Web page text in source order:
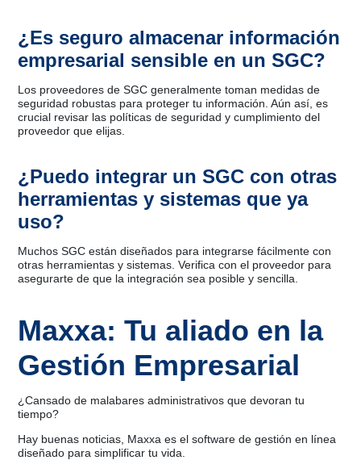
¿Es seguro almacenar información
empresarial sensible en un SGC?
Los proveedores de SGC generalmente toman medidas de
seguridad robustas para proteger tu información. Aún así, es
crucial revisar las políticas de seguridad y cumplimiento del
proveedor que elijas.
¿Puedo integrar un SGC con otras
herramientas y sistemas que ya
uso?
Muchos SGC están diseñados para integrarse fácilmente con
otras herramientas y sistemas. Verifica con el proveedor para
asegurarte de que la integración sea posible y sencilla.
Maxxa: Tu aliado en la
Gestión Empresarial
¿Cansado de malabares administrativos que devoran tu
tiempo?
Hay buenas noticias, Maxxa es el software de gestión en línea
diseñado para simplificar tu vida.